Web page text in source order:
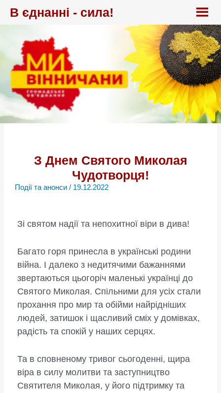
В єднанні - сила!
З Днем Святого Миколая
Чудотворця!
Події та анонси/ 19.12.2022
Зі святом надії та непохитної віри в дива!
Багато горя принесла в українські родини
війна. І далеко з недитячими бажаннями
звертаються цьогоріч маленькі українці до
Святого Миколая. Спільними для усіх стали
прохання про мир та обійми найрідніших
людей, затишок і щасливий сміх у домівках,
радість та спокій у наших серцях.
Та в сповненому тривог сьогоденні, щира
віра в силу молитви та заступництво
Святителя Миколая, у його підтримку та